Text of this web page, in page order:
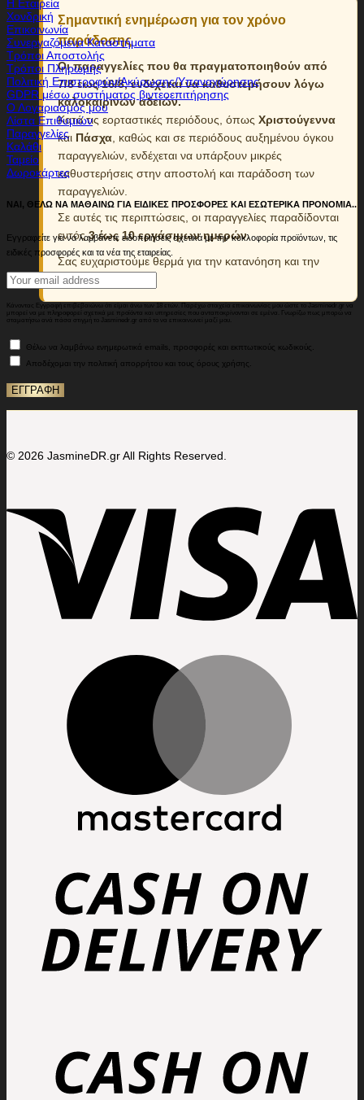
Σημαντική ενημέρωση για τον χρόνο
παράδοσης
Οι παραγγελίες που θα πραγματοποιηθούν από
7/8 εως 16/8, ενδέχεται να καθυστερήσουν λόγω
καλοκαιρινών αδειών.
Κατά τις εορταστικές περιόδους, όπως Χριστούγεννα
και Πάσχα , καθώς και σε περιόδους αυξημένου όγκου
παραγγελιών, ενδέχεται να υπάρξουν μικρές
καθυστερήσεις στην αποστολή και παράδοση των
παραγγελιών.
Σε αυτές τις περιπτώσεις, οι παραγγελίες παραδίδονται
εντός3 έως 10 εργάσιμων ημερών.
Σας ευχαριστούμε θερμά για την κατανόηση και την
εμπιστοσύνη σας.
Η Εταιρεία
Χονδρική
Επικοινωνία
Συνεργαζόμενα Καταστήματα
Τρόποι Αποστολής
Τρόποι Πληρωμής
Πολιτική Επιστροφών/Ακύρωσης/Υπαναχώρησης
GDPR μέσω συστήματος βιντεοεπιτήρησης
Ο Λογαριασμός μου
Λίστα Επιθυμιών
Παραγγελίες
Καλάθι
Ταμείο
Δωροκάρτες
ΝΑΙ, ΘΕΛΩ ΝΑ ΜΑΘΑΙΝΩ ΓΙΑ ΕΙΔΙΚΕΣ ΠΡΟΣΦΟΡΕΣ ΚΑΙ ΕΣΩΤΕΡΙΚΑ ΠΡΟΝΟΜΙΑ..
Εγγραφείτε για να λαμβάνετε ειδοποιήσεις σχετικά με την κυκλοφορία προϊόντων, τις
ειδικές προσφορές και τα νέα της εταιρείας.
Κάνοντας Εγγραφή επιβεβαιώνω ότι είμαι άνω των 18 ετών. Παρέχω στοιχεία επικοινωνίας μου ώστε το Jasminedr.gr να
μπορεί να με πληροφορεί σχετικά με προϊόντα και υπηρεσίες που ανταποκρίνονται σε εμένα. Γνωρίζω πως μπορώ να
σταματήσω ανά πάσα στιγμή το Jasminedr.gr από το να επικοινωνεί μαζί μου.
Θέλω να λαμβάνω ενημερωτικά emails, προσφορές και εκπτωτικούς κωδικούς.
Αποδέχομαι την πολιτική απορρήτου και τους όρους χρήσης.
© 2026 JasmineDR.gr All Rights Reserved.